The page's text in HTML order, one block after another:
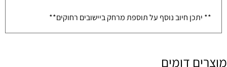
** יתכן חיוב נוסף על תוספת מרחק ביישובים רחוקים**
מוצרים דומים